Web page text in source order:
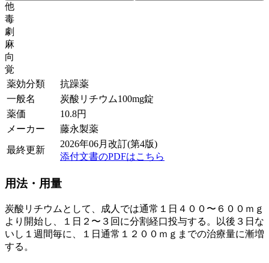
他
毒
劇
麻
向
覚
薬効分類
抗躁薬
一般名
炭酸リチウム100mg錠
薬価
10.8円
メーカー
藤永製薬
最終更新
2026年06月改訂(第4版)
添付文書のPDFはこちら
用法・用量
炭酸リチウムとして、成人では通常１日４００〜６００ｍｇ
より開始し、１日２〜３回に分割経口投与する。以後３日な
いし１週間毎に、１日通常１２００ｍｇまでの治療量に漸増
する。